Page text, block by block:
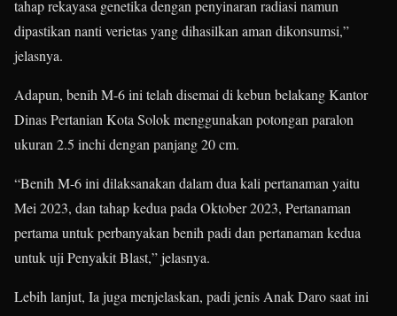
tahap rekayasa genetika dengan penyinaran radiasi namun
dipastikan nanti verietas yang dihasilkan aman dikonsumsi,”
jelasnya.
Adapun, benih M-6 ini telah disemai di kebun belakang Kantor
Dinas Pertanian Kota Solok menggunakan potongan paralon
ukuran 2.5 inchi dengan panjang 20 cm.
“Benih M-6 ini dilaksanakan dalam dua kali pertanaman yaitu
Mei 2023, dan tahap kedua pada Oktober 2023, Pertanaman
pertama untuk perbanyakan benih padi dan pertanaman kedua
untuk uji Penyakit Blast,” jelasnya.
Lebih lanjut, Ia juga menjelaskan, padi jenis Anak Daro saat ini